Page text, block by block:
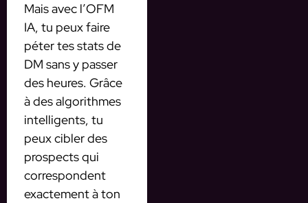
Mais avec l’OFM
IA, tu peux faire
péter tes stats de
DM sans y passer
des heures. Grâce
à des algorithmes
intelligents, tu
peux cibler des
prospects qui
correspondent
exactement à ton